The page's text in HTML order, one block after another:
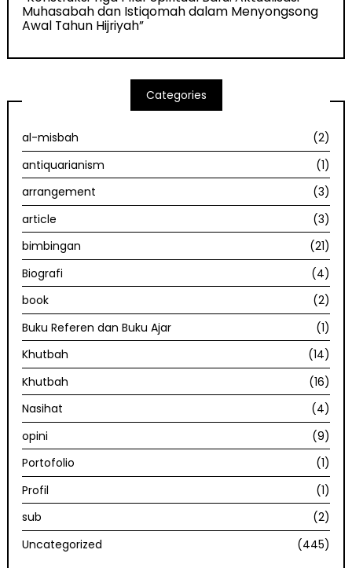
Muhasabah dan Istiqomah dalam Menyongsong
Awal Tahun Hijriyah”
Categories
al-misbah
(2)
antiquarianism
(1)
arrangement
(3)
article
(3)
bimbingan
(21)
Biografi
(4)
book
(2)
Buku Referen dan Buku Ajar
(1)
Khutbah
(14)
Khutbah
(16)
Nasihat
(4)
opini
(9)
Portofolio
(1)
Profil
(1)
sub
(2)
Uncategorized
(445)